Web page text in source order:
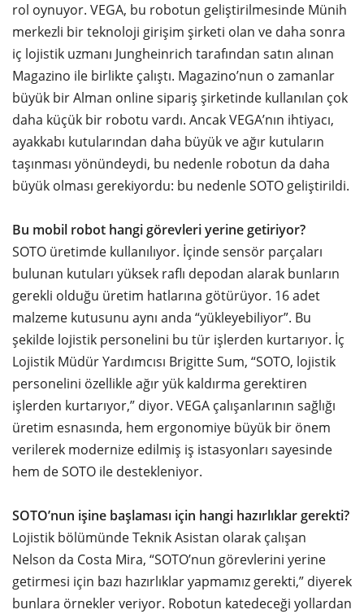
rol oynuyor. VEGA, bu robotun geliştirilmesinde Münih
merkezli bir teknoloji girişim şirketi olan ve daha sonra
iç lojistik uzmanı Jungheinrich tarafından satın alınan
Magazino ile birlikte çalıştı. Magazino’nun o zamanlar
büyük bir Alman online sipariş şirketinde kullanılan çok
daha küçük bir robotu vardı. Ancak VEGA’nın ihtiyacı,
ayakkabı kutularından daha büyük ve ağır kutuların
taşınması yönündeydi, bu nedenle robotun da daha
büyük olması gerekiyordu: bu nedenle SOTO geliştirildi.
Bu mobil robot hangi görevleri yerine getiriyor?
SOTO üretimde kullanılıyor. İçinde sensör parçaları
bulunan kutuları yüksek raflı depodan alarak bunların
gerekli olduğu üretim hatlarına götürüyor. 16 adet
malzeme kutusunu aynı anda “yükleyebiliyor”. Bu
şekilde lojistik personelini bu tür işlerden kurtarıyor. İç
Lojistik Müdür Yardımcısı Brigitte Sum, “SOTO, lojistik
personelini özellikle ağır yük kaldırma gerektiren
işlerden kurtarıyor,” diyor. VEGA çalışanlarının sağlığı
üretim esnasında, hem ergonomiye büyük bir önem
verilerek modernize edilmiş iş istasyonları sayesinde
hem de SOTO ile destekleniyor.
SOTO’nun işine başlaması için hangi hazırlıklar gerekti?
Lojistik bölümünde Teknik Asistan olarak çalışan
Nelson da Costa Mira, “SOTO’nun görevlerini yerine
getirmesi için bazı hazırlıklar yapmamız gerekti,” diyerek
bunlara örnekler veriyor. Robotun katedeceği yollardan